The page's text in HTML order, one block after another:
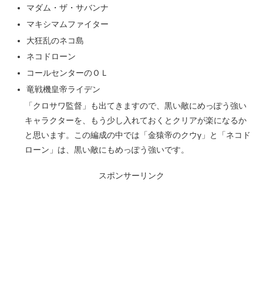
マダム・ザ・サバンナ
マキシマムファイター
大狂乱のネコ島
ネコドローン
コールセンターのＯＬ
竜戦機皇帝ライデン
「クロサワ監督」も出てきますので、黒い敵にめっぽう強い
キャラクターを、もう少し入れておくとクリアが楽になるか
と思います。この編成の中では「金猿帝のクウγ」と「ネコド
ローン」は、黒い敵にもめっぽう強いです。
スポンサーリンク